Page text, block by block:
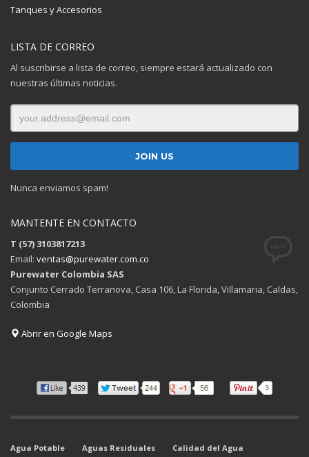
Tanques y Accesorios
LISTA DE CORREO
Al suscribirse a lista de correo, siempre estará actualizado con
nuestras últimas noticias.
Nunca enviamos spam!
MANTENTE EN CONTACTO
T (57) 3103817213
Email: ventas@purewater.com.co
Purewater Colombia SAS
Conjunto Cerrado Terranova, Casa 106, La Florida, Villamaria, Caldas,
Colombia
Abrir en Google Maps
Agua Potable Aguas Residuales Calidad del Agua